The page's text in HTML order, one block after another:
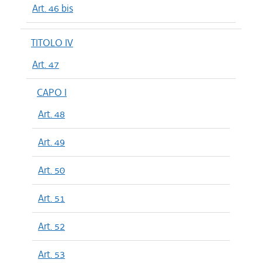
Art. 46 bis
TITOLO IV
Art. 47
CAPO I
Art. 48
Art. 49
Art. 50
Art. 51
Art. 52
Art. 53